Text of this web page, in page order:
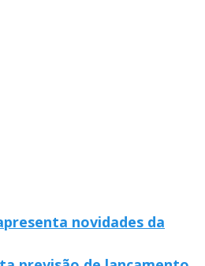
novidades da